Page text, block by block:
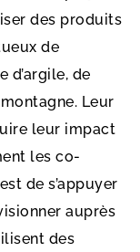
des produits
de
d’argile, de
Leur
leur impact
les co-
de s’appuyer
auprès
des